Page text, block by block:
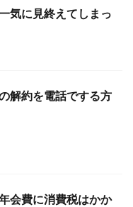
気に見終えてしまっ
解約を電話でする方
会費に消費税はかか